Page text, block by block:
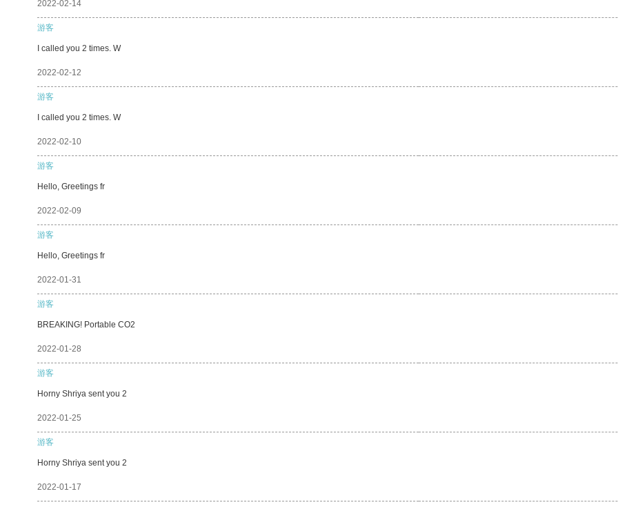
2022-02-14
游客
I called you 2 times. W
2022-02-12
游客
I called you 2 times. W
2022-02-10
游客
Hello, Greetings fr
2022-02-09
游客
Hello, Greetings fr
2022-01-31
游客
BREAKING! Portable CO2
2022-01-28
游客
Horny Shriya sent you 2
2022-01-25
游客
Horny Shriya sent you 2
2022-01-17